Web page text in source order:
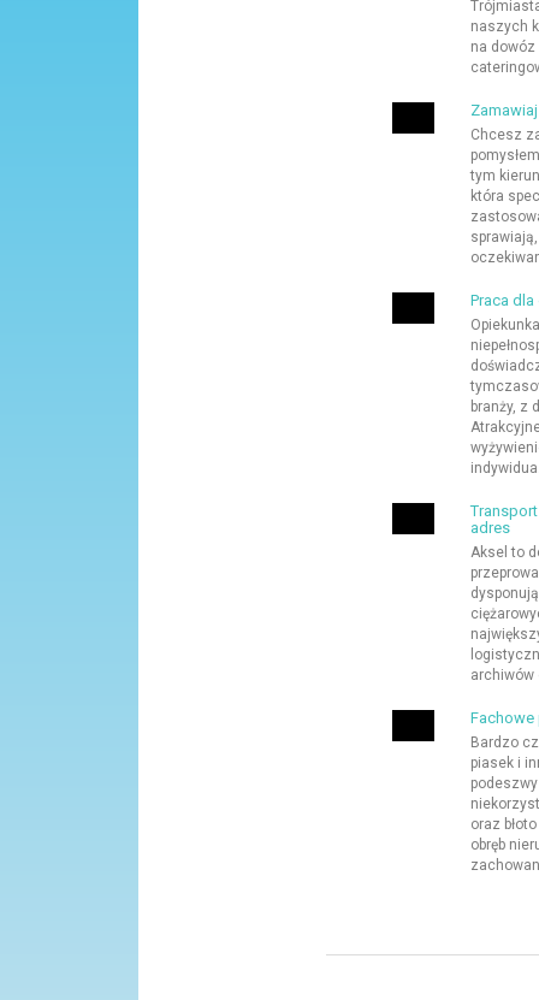
naszych
na dowóz
Chcesz
tym
która
Praca
branży, z
adres
Aksel to
archiwów
Bardzo
piasek i
oraz
obręb